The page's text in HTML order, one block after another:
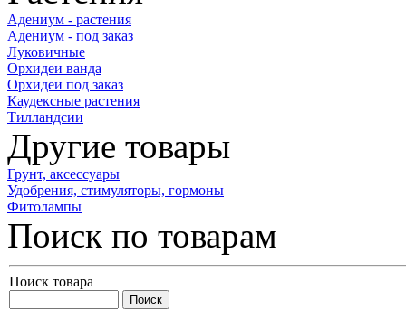
Адениум - растения
Адениум - под заказ
Луковичные
Орхидеи ванда
Орхидеи под заказ
Каудексные растения
Тилландсии
Другие товары
Грунт, аксессуары
Удобрения, стимуляторы, гормоны
Фитолампы
Поиск по товарам
Поиск товара